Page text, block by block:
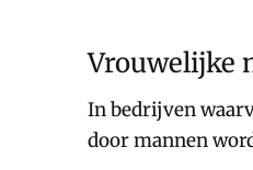
Vrouwelijke
In bedrijven
door mannen